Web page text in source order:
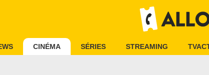
CINÉMA SÉRIES STREAMING